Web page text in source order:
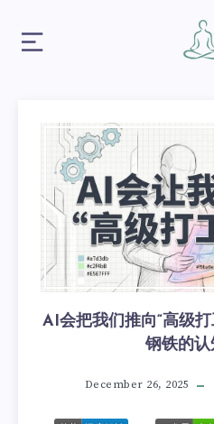
AI会把我们推向“高级
钢铁的
December 26, 2025